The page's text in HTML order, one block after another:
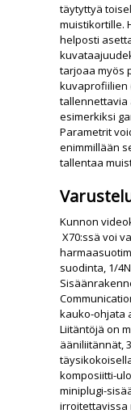
täytyttyä
muistikortille.
helposti
tarjoaa myös
kuvaprofiilien
tallennettavia
esimerkiksi
Parametrit
enimmillään
tallentaa
Kunnon
X70:ssä voi
suodinta, 1/
kauko-ohjata
Liitäntöjä on
ääniliitännät,
komposiitti-
miniplugi-
irroitettavissa